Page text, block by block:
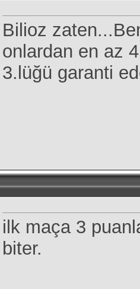
Bilioz
onlardan en az
3.lüğü garanti
ilk maça 3
biter.